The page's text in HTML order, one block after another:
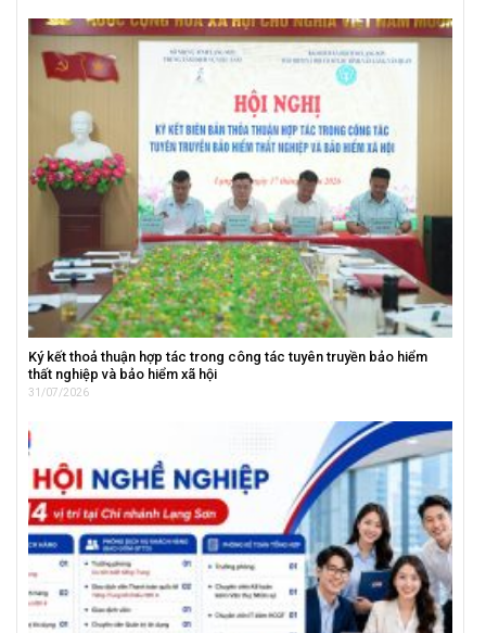
Ký kết thoả thuận hợp tác trong công tác tuyên truyền bảo hiểm
thất nghiệp và bảo hiểm xã hội
31/07/2026